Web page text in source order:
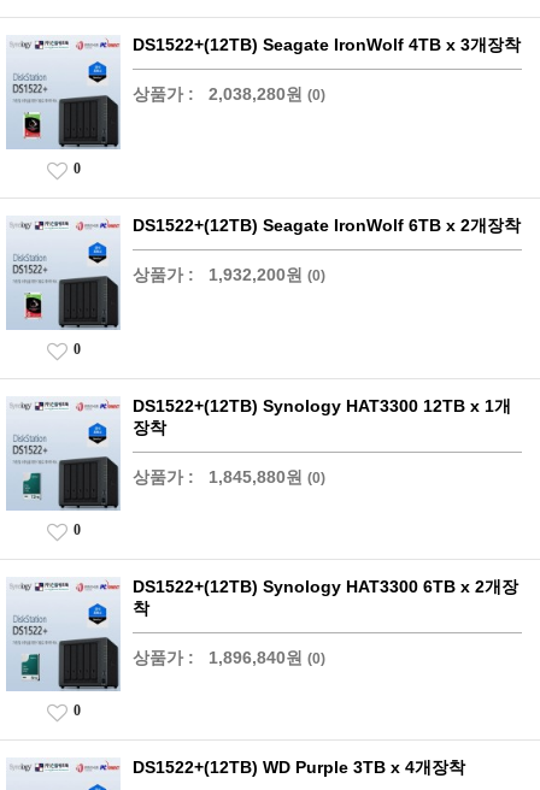
DS1522+(12TB) Seagate IronWolf 4TB x 3개장착
상품가 : 2,038,280원 (0)
0
DS1522+(12TB) Seagate IronWolf 6TB x 2개장착
상품가 : 1,932,200원 (0)
0
DS1522+(12TB) Synology HAT3300 12TB x 1개
장착
상품가 : 1,845,880원 (0)
0
DS1522+(12TB) Synology HAT3300 6TB x 2개장
착
상품가 : 1,896,840원 (0)
0
DS1522+(12TB) WD Purple 3TB x 4개장착